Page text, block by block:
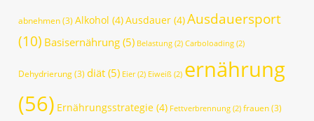
abnehmen(3) Alkohol (4)Ausdauer (4)Ausdauersport
(10) Basisernährung (5) Belastung (2) Carboloading (2)
Dehydrierung(3) diät (5) Eier(2) Eiweiß (2) ernährung
(56) Ernährungsstrategie (4) Fettverbrennung (2) frauen(3)